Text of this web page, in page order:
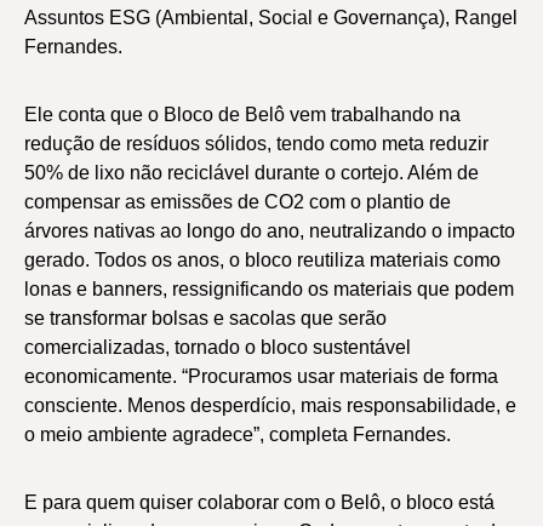
Assuntos ESG (Ambiental, Social e Governança), Rangel
Fernandes.
Ele conta que o Bloco de Belô vem trabalhando na
redução de resíduos sólidos, tendo como meta reduzir
50% de lixo não reciclável durante o cortejo. Além de
compensar as emissões de CO2 com o plantio de
árvores nativas ao longo do ano, neutralizando o impacto
gerado. Todos os anos, o bloco reutiliza materiais como
lonas e banners, ressignificando os materiais que podem
se transformar bolsas e sacolas que serão
comercializadas, tornado o bloco sustentável
economicamente. “Procuramos usar materiais de forma
consciente. Menos desperdício, mais responsabilidade, e
o meio ambiente agradece”, completa Fernandes.
E para quem quiser colaborar com o Belô, o bloco está